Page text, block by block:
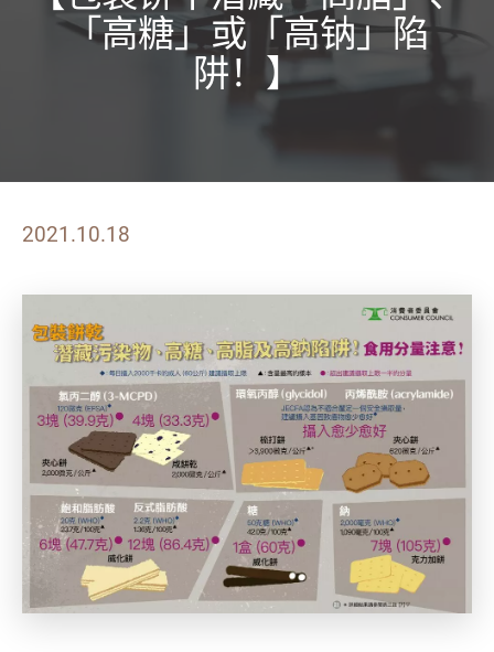
「高糖」或「高钠」陷
阱！】
2021.10.18